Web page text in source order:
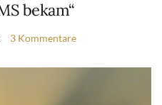
bekam“
3 Kommentare